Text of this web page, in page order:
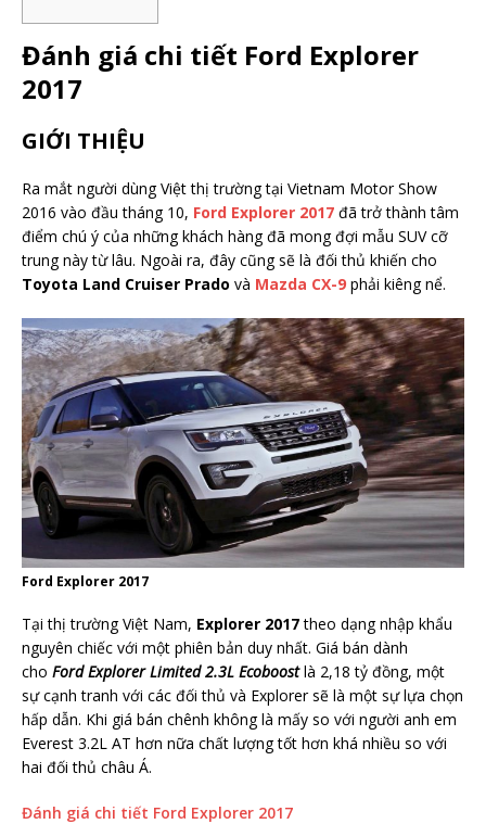
Đánh giá chi tiết Ford Explorer
2017
GIỚI THIỆU
Ra mắt người dùng Việt thị trường tại Vietnam Motor Show
2016 vào đầu tháng 10, Ford Explorer 2017 đã trở thành tâm
điểm chú ý của những khách hàng đã mong đợi mẫu SUV cỡ
trung này từ lâu. Ngoài ra, đây cũng sẽ là đối thủ khiến cho
Toyota Land Cruiser Prado và Mazda CX-9 phải kiêng nể.
Ford Explorer 2017
Tại thị trường Việt Nam, Explorer 2017theo dạng nhập khẩu
nguyên chiếc với một phiên bản duy nhất. Giá bán dành
cho Ford Explorer Limited 2.3L Ecoboostlà 2,18 tỷ đồng, một
sự cạnh tranh với các đối thủ và Explorer sẽ là một sự lựa chọn
hấp dẫn. Khi giá bán chênh không là mấy so với người anh em
Everest 3.2L AT hơn nữa chất lượng tốt hơn khá nhiều so với
hai đối thủ châu Á.
Đánh giá chi tiết Ford Explorer 2017